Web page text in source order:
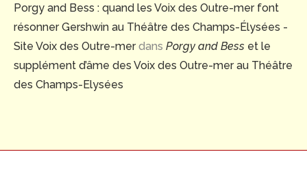
Porgy and Bess : quand les Voix des Outre-mer font
résonner Gershwin au Théâtre des Champs-Élysées -
Site Voix des Outre-merdans Porgy and Bess et le
supplément d’âme des Voix des Outre-mer au Théâtre
des Champs-Elysées